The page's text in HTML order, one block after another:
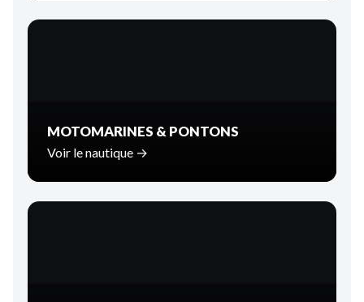
MOTOMARINES & PONTONS
Voir le nautique →